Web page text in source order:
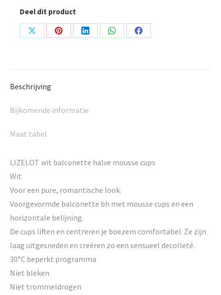
mousse
cups
aantal
Deel dit product
Share
Share
Share
Share
Share
Beschrijving
Bijkomende informatie
Maat tabel
LIZELOT wit balconette halve mousse cups
Wit
Voor een pure, romantische look.
Voorgevormde balconette bh met mousse cups en een
horizontale belijning.
De cups liften en centreren je boezem comfortabel. Ze zijn
laag uitgesneden en creëren zo een sensueel decolleté.
30°C beperkt programma
Niet bleken
Niet trommeldrogen